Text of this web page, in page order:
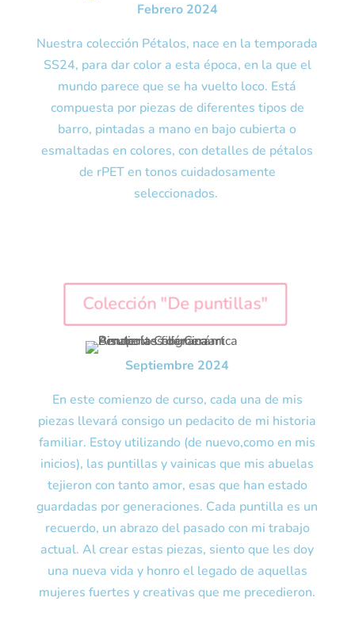
Febrero 2024
Nuestra colección Pétalos, nace en la temporada
SS24, para dar color a esta época, en la que el
mundo parece que se ha vuelto loco. Está
compuesta por piezas de diferentes tipos de
barro, pintadas a mano en bajo cubierta o
esmaltadas en colores, con detalles de pétalos
de rPET en tonos cuidadosamente
seleccionados.
Colección "De puntillas"
Septiembre 2024
En este comienzo de curso, cada una de mis
piezas llevará consigo un pedacito de mi historia
familiar. Estoy utilizando (de nuevo,como en mis
inicios), las puntillas y vainicas que mis abuelas
tejieron con tanto amor, esas que han estado
guardadas por generaciones. Cada puntilla es un
recuerdo, un abrazo del pasado con mi trabajo
actual. Al crear estas piezas, siento que les doy
una nueva vida y honro el legado de aquellas
mujeres fuertes y creativas que me precedieron.